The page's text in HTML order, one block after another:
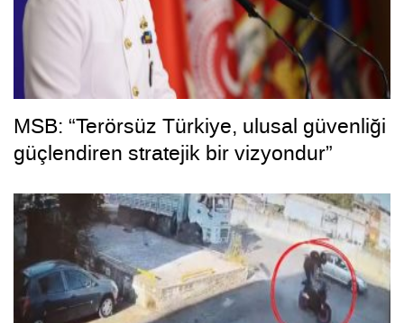
MSB: “Terörsüz Türkiye, ulusal güvenliği
güçlendiren stratejik bir vizyondur”